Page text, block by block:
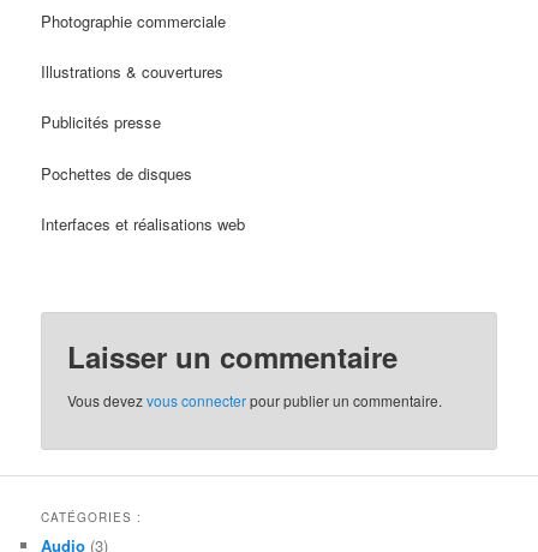
Photographie commerciale
Illustrations & couvertures
Publicités presse
Pochettes de disques
Interfaces et réalisations web
Laisser un commentaire
Vous devezvous connecterpour publier un commentaire.
CATÉGORIES :
Audio (3)